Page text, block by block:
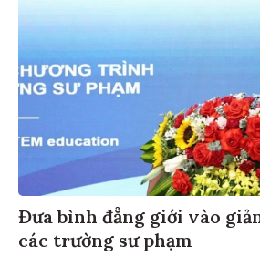
Đưa bình đẳng giới vào
các trường sư phạm